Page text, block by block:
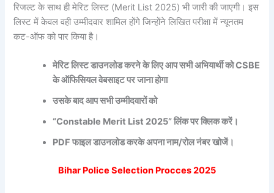
रिजल्ट के साथ ही मेरिट लिस्ट (Merit List 2025) भी जारी की जाएगी। इस
लिस्ट में केवल वही उम्मीदवार शामिल होंगे जिन्होंने लिखित परीक्षा में न्यूनतम
कट-ऑफ को पार किया है।
मेरिट लिस्ट डाउनलोड करने के लिए आप सभी अभियार्थी को CSBE
के ऑफिसियल वेबसाइट पर जाना होगा
उसके बाद आप सभी उम्मीदवारों को
“Constable Merit List 2025” लिंक पर क्लिक करें।
PDF फाइल डाउनलोड करके अपना नाम/रोल नंबर खोजें।
Bihar Police Selection Procces 2025